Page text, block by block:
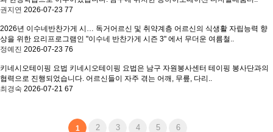
권지연 2026-07-23 77
2026년 이수네반찬가게 시… 독거어르신 및 취약계층 어르신의 식생활 자립능력 향
상을 위한 요리프로그램인 "이수네 반찬가게 시즌 3" 에서 무더운 여름철..
정예진 2026-07-23 76
키네시오테이핑 요법 키네시오테이핑 요법은 남구 자원봉사센터 테이핑 봉사단과의
협력으로 진행되었습니다. 어르신들이 자주 겪는 어깨, 무릎, 다리..
최경숙 2026-07-21 67
1 2 3 4 5 6